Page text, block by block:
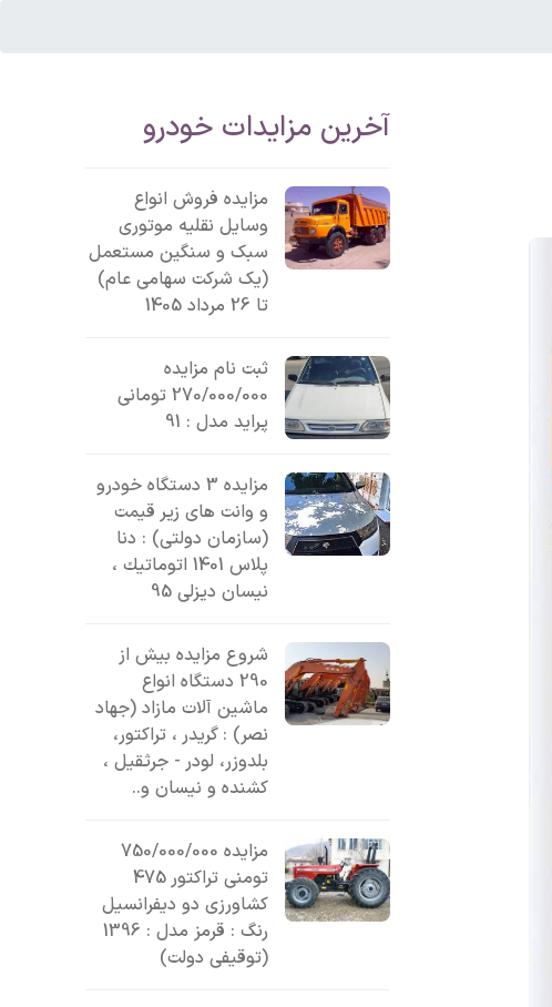
آخرین مزایدات خودرو
مزایده فروش انواع
وسایل نقلیه موتوری
سبک و سنگین مستعمل
(یک شرکت سهامی عام)
تا 26 مرداد 1405
ثبت نام مزایده
270/000/000 تومانی
پراید مدل : 91
مزایده 3 دستگاه خودرو
و وانت های زیر قیمت
(سازمان دولتی) : دنا
پلاس 1401 اتوماتيك ،
نیسان دیزلی 95
شروع مزایده بیش از
290 دستگاه انواع
ماشین آلات مازاد (جهاد
نصر) : گریدر ، تراکتور،
بلدوزر، لودر - جرثقیل ،
کشنده و نیسان و..
مزایده 750/000/000
تومنی تراکتور 475
کشاورزی دو دیفرانسیل
رنگ : قرمز مدل : 1396
(توقیفی دولت)